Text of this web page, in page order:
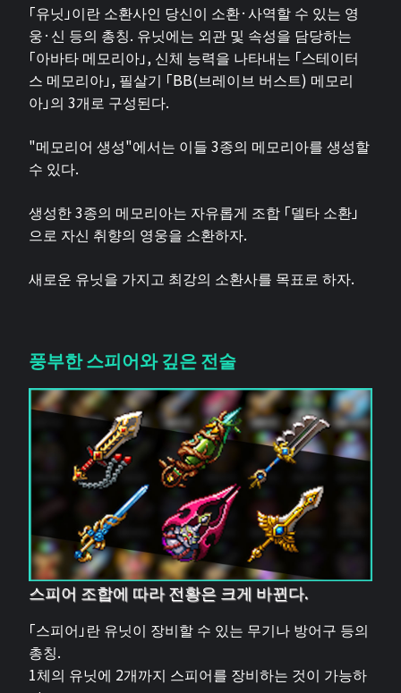
「유닛」이란 소환사인 당신이 소환·사역할 수 있는 영
웅·신 등의 총칭. 유닛에는 외관 및 속성을 담당하는
「아바타 메모리아」, 신체 능력을 나타내는 「스테이터
스 메모리아」, 필살기 「BB(브레이브 버스트) 메모리
아」의 3개로 구성된다.
"메모리어 생성"에서는 이들 3종의 메모리아를 생성할
수 있다.
생성한 3종의 메모리아는 자유롭게 조합 「델타 소환」
으로 자신 취향의 영웅을 소환하자.
새로운 유닛을 가지고 최강의 소환사를 목표로 하자.
풍부한 스피어와 깊은 전술
스피어 조합에 따라 전황은 크게 바뀐다.
「스피어」란 유닛이 장비할 수 있는 무기나 방어구 등의
총칭.
1체의 유닛에 2개까지 스피어를 장비하는 것이 가능하